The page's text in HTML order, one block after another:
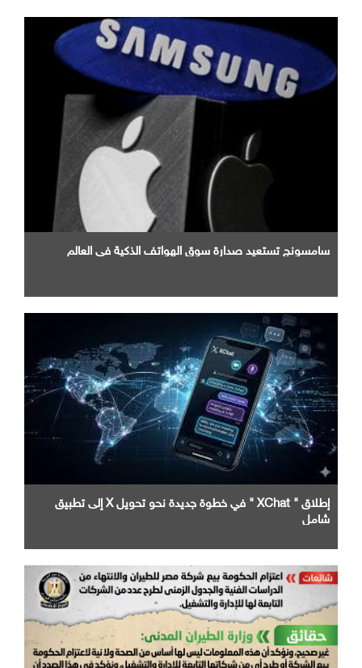
سامسونج تستعيد صدارة سوق الهواتف الذكية في العالم
إطلاق " XChat " في خطوة جديدة نحو تحويل X إلى تطبيق
شامل